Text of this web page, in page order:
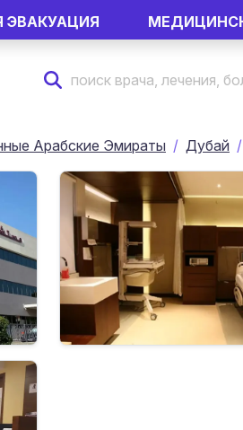
Арабские Эмираты Дубай